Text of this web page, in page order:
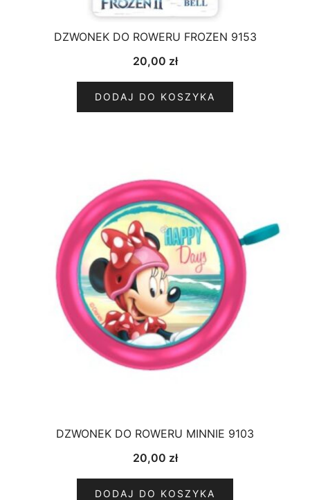
DZWONEK DO ROWERU FROZEN 9153
20,00 zł
DODAJ DO KOSZYKA
DZWONEK DO ROWERU MINNIE 9103
20,00 zł
DODAJ DO KOSZYKA